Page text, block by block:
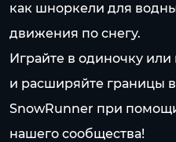
как шноркели для
движения по снегу.
Играйте в одиночку
и расширяйте границы
SnowRunner при
нашего сообщества!